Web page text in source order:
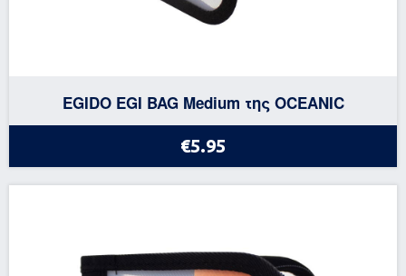
EGIDO EGI BAG Medium της OCEANIC
€5.95